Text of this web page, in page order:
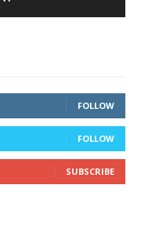
FOLLOW
FOLLOW
SUBSCRIBE